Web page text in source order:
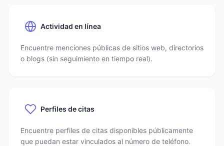
Actividad en línea
Encuentre menciones públicas de sitios web, directorios
o blogs (sin seguimiento en tiempo real).
Perfiles de citas
Encuentre perfiles de citas disponibles públicamente
que puedan estar vinculados al número de teléfono.